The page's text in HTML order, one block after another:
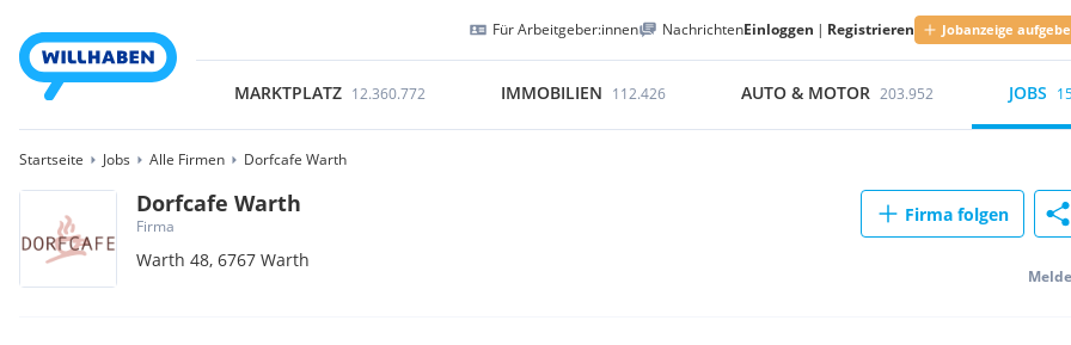
Für Arbeitgeber:innen NachrichtenEinloggen | Registrieren Jobanzeige
MARKTPLATZ 12.360.772 IMMOBILIEN 112.426 AUTO & MOTOR 203.952 JOBS
Startseite Jobs Alle Firmen Dorfcafe Warth
Dorfcafe Warth
Firma
Warth 48,6767Warth
Firma folgen